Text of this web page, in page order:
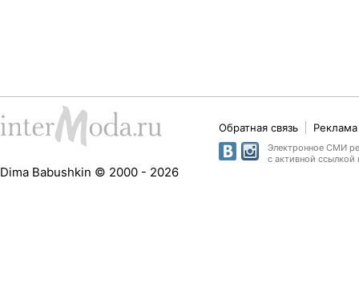
Dima Babushkin © 2000 - 2026
Обратная связь
Электронное СМИ
с активной ссылкой